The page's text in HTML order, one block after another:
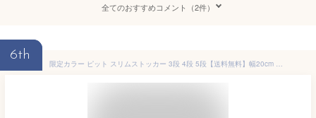
全てのおすすめコメント（2件）
6th
限定カラー ピット スリムストッカー 3段 4段 5段【送料無料】幅20cm 奥行40cm スリム 隙間収納 すきま 収納ボックス 収納チェスト 引出し収納 キャスター付き 衣替え ホワイト ブラック クリア グレー 中が透けない